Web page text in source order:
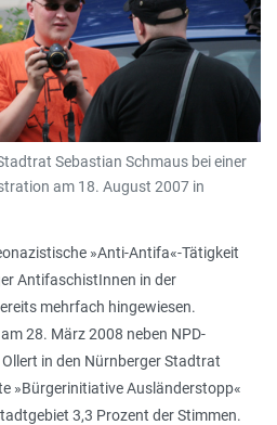
Sebastian Schmaus bei einer
am 18. August 2007 in
»Anti-Antifa«-Tätigkeit
AntifaschistInnen in der
mehrfach hingewiesen.
28. März 2008 neben NPD-
in den Nürnberger Stadtrat
»Bürgerinitiative Ausländerstopp«
3,3 Prozent der Stimmen.